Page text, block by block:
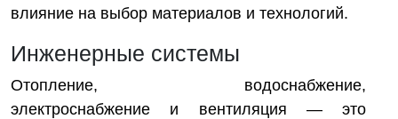
влияние на выбор материалов и технологий.
Инженерные системы
Отопление, водоснабжение,
электроснабжение и вентиляция — это